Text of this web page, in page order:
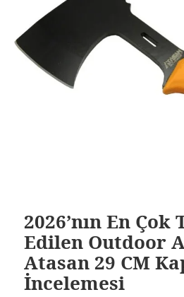
2026’nın En Çok
Edilen Outdoor
Atasan 29 CM
İncelemesi